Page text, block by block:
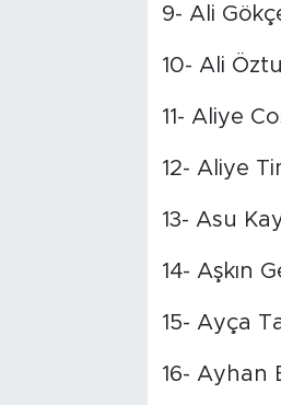
9- Ali
10- Ali
11- Aliye
12- Aliye
13- Asu
14- Aşkın
15- Ayça
16- Ayhan